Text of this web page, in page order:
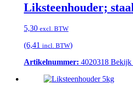
Liksteenhouder;
5,30 excl. BTW
(6,41 incl. BTW)
Artikelnummer: 4020318 Bekijk